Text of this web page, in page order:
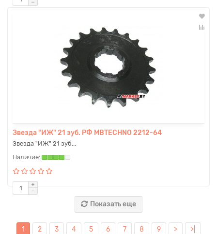
Звезда "ИЖ" 21 зуб. РФ MBTECHNO 2212-64
Звезда "ИЖ" 21 зуб...
Показать еще
1 2 3 4 5 6 7 8 9 > >|